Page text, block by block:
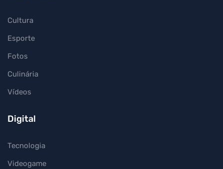
Cultura
Esporte
Fotos
Culinária
Vídeos
Digital
Tecnologia
Videogame